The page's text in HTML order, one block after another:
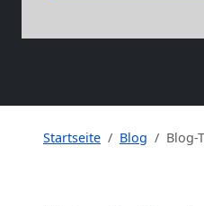
Startseite Blog Blog-